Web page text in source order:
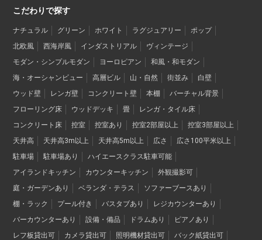
こだわりで探す
ナチュラル グリーン ホワイト ラグジュアリー
ポップ
北欧風
西海岸風 インダストリアル
ヴィンテージ
モダン・シンプルモダン
ヨーロピアン
和風・和モダン
海・オーシャンビュー
高層ビル 山・自然 街並み
白壁
ウッド壁
レンガ壁 コンクリート壁 本棚
バーチャル背景
フローリング床
ウッドデッキ 畳
レンガ・タイル床
コンクリート床
控室 控室あり 控室2部屋以上
控室3部屋以上
天井高
天井高3m以上 天井高5m以上 広さ
広さ100平米以上
駐車場
駐車場あり
ハイエースクラス駐車可能
アイランドキッチン
カウンターキッチン
外観撮影可
庭・ガーデンあり
ベランダ・テラス
ソファーブースあり
棚・ラック
プール付き バスタブあり
レジカウンターあり
バーカウンターあり
設備・備品 ドラムあり
ピアノあり
レフ板貸出可
カメラ貸出可 照明機材貸出可
バック紙貸出可